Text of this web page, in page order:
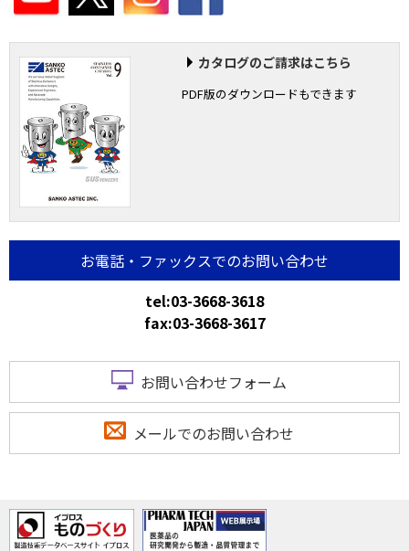
カタログのご請求はこちら
PDF版のダウンロードもできます
お電話・ファックスでのお問い合わせ
tel:03-3668-3618
fax:03-3668-3617
お問い合わせフォーム
メールでのお問い合わせ